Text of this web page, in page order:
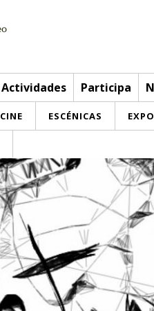
Actividades Participa
CINE ESCÉNICAS